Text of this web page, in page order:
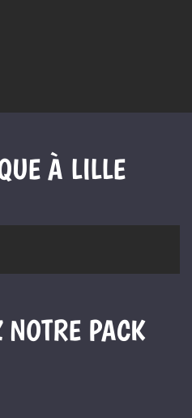
À LILLE
NOTRE PACK